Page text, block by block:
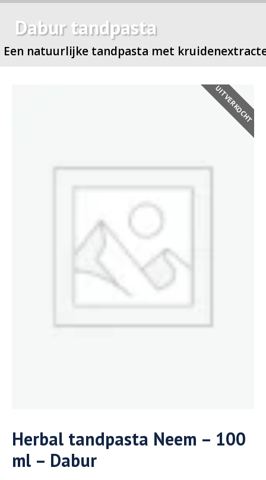
Dabur tandpasta
Een natuurlijke tandpasta met
UITVERKOCHT
Herbal tandpasta Neem – 100
ml – Dabur